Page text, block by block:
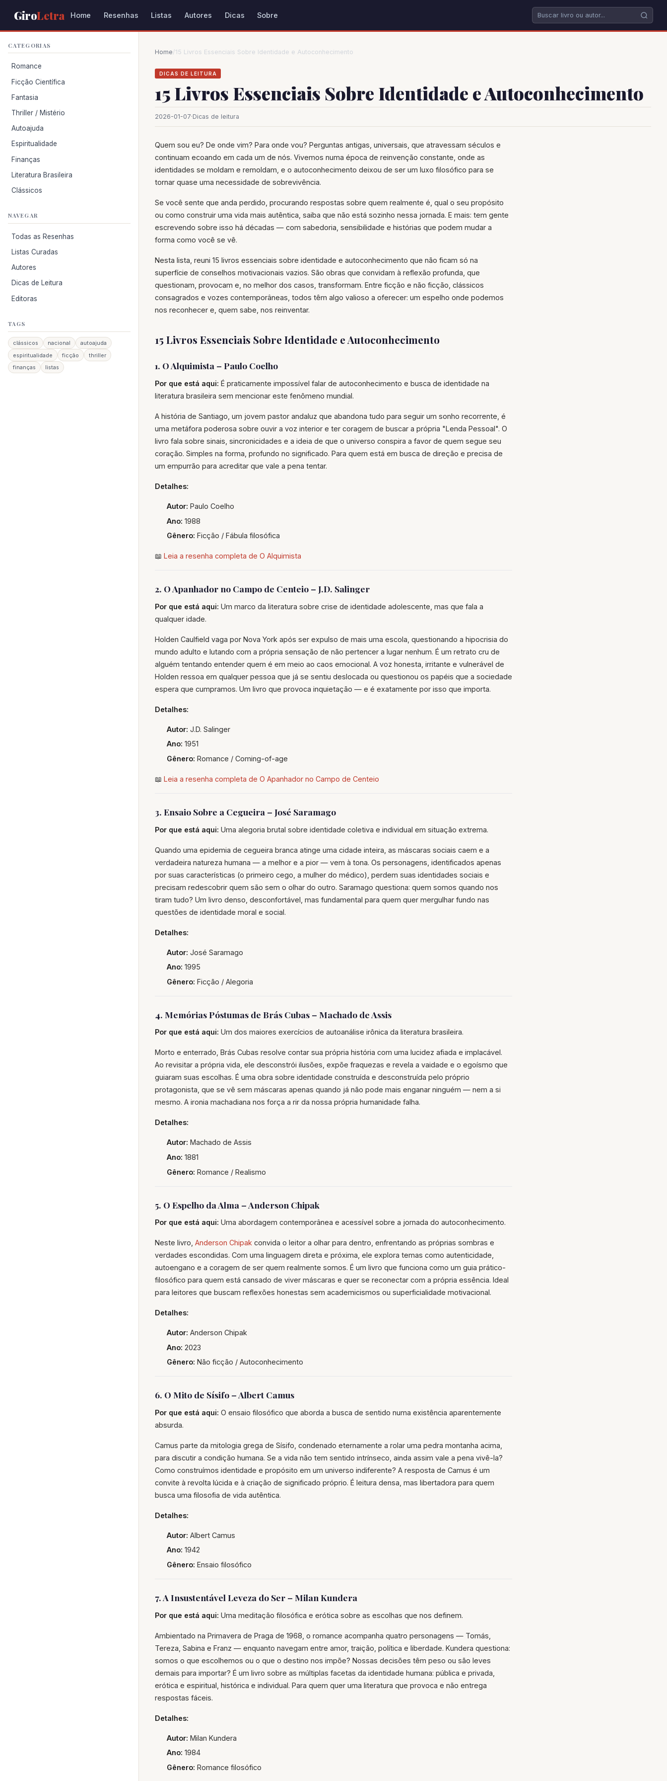
GiroLetra Home Resenhas Listas Autores Dicas Sobre
CATEGORIAS
Romance
Ficção Científica
Fantasia
Thriller / Mistério
Autoajuda
Espiritualidade
Finanças
Literatura Brasileira
Clássicos
NAVEGAR
Todas as Resenhas
Listas Curadas
Autores
Dicas de Leitura
Editoras
TAGS
clássicos nacional
autoajuda
espiritualidade
ficção
thriller
finanças
listas
Home/15 Livros Essenciais Sobre Identidade e Autoconhecimento
DICAS DE LEITURA
15 Livros Essenciais Sobre Identidade e Autoconhecimento
2026-01-07·Dicas de leitura
Quem sou eu? De onde vim? Para onde vou? Perguntas antigas, universais, que atravessam séculos e
continuam ecoando em cada um de nós. Vivemos numa época de reinvenção constante, onde as
identidades se moldam e remoldam, e o autoconhecimento deixou de ser um luxo filosófico para se
tornar quase uma necessidade de sobrevivência.
Se você sente que anda perdido, procurando respostas sobre quem realmente é, qual o seu propósito
ou como construir uma vida mais autêntica, saiba que não está sozinho nessa jornada. E mais: tem gente
escrevendo sobre isso há décadas — com sabedoria, sensibilidade e histórias que podem mudar a
forma como você se vê.
Nesta lista, reuni 15 livros essenciais sobre identidade e autoconhecimento que não ficam só na
superfície de conselhos motivacionais vazios. São obras que convidam à reflexão profunda, que
questionam, provocam e, no melhor dos casos, transformam. Entre ficção e não ficção, clássicos
consagrados e vozes contemporâneas, todos têm algo valioso a oferecer: um espelho onde podemos
nos reconhecer e, quem sabe, nos reinventar.
15 Livros Essenciais Sobre Identidade e Autoconhecimento
1. O Alquimista – Paulo Coelho
Por que está aqui: É praticamente impossível falar de autoconhecimento e busca de identidade na
literatura brasileira sem mencionar este fenômeno mundial.
A história de Santiago, um jovem pastor andaluz que abandona tudo para seguir um sonho recorrente, é
uma metáfora poderosa sobre ouvir a voz interior e ter coragem de buscar a própria "Lenda Pessoal". O
livro fala sobre sinais, sincronicidades e a ideia de que o universo conspira a favor de quem segue seu
coração. Simples na forma, profundo no significado. Para quem está em busca de direção e precisa de
um empurrão para acreditar que vale a pena tentar.
Detalhes:
Autor: Paulo Coelho
Ano: 1988
Gênero: Ficção / Fábula filosófica
📖 Leia a resenha completa de O Alquimista
2. O Apanhador no Campo de Centeio – J.D. Salinger
Por que está aqui: Um marco da literatura sobre crise de identidade adolescente, mas que fala a
qualquer idade.
Holden Caulfield vaga por Nova York após ser expulso de mais uma escola, questionando a hipocrisia do
mundo adulto e lutando com a própria sensação de não pertencer a lugar nenhum. É um retrato cru de
alguém tentando entender quem é em meio ao caos emocional. A voz honesta, irritante e vulnerável de
Holden ressoa em qualquer pessoa que já se sentiu deslocada ou questionou os papéis que a sociedade
espera que cumpramos. Um livro que provoca inquietação — e é exatamente por isso que importa.
Detalhes:
Autor: J.D. Salinger
Ano: 1951
Gênero: Romance / Coming-of-age
📖 Leia a resenha completa de O Apanhador no Campo de Centeio
3. Ensaio Sobre a Cegueira – José Saramago
Por que está aqui: Uma alegoria brutal sobre identidade coletiva e individual em situação extrema.
Quando uma epidemia de cegueira branca atinge uma cidade inteira, as máscaras sociais caem e a
verdadeira natureza humana — a melhor e a pior — vem à tona. Os personagens, identificados apenas
por suas características (o primeiro cego, a mulher do médico), perdem suas identidades sociais e
precisam redescobrir quem são sem o olhar do outro. Saramago questiona: quem somos quando nos
tiram tudo? Um livro denso, desconfortável, mas fundamental para quem quer mergulhar fundo nas
questões de identidade moral e social.
Detalhes:
Autor: José Saramago
Ano: 1995
Gênero: Ficção / Alegoria
4. Memórias Póstumas de Brás Cubas – Machado de Assis
Por que está aqui: Um dos maiores exercícios de autoanálise irônica da literatura brasileira.
Morto e enterrado, Brás Cubas resolve contar sua própria história com uma lucidez afiada e implacável.
Ao revisitar a própria vida, ele desconstrói ilusões, expõe fraquezas e revela a vaidade e o egoísmo que
guiaram suas escolhas. É uma obra sobre identidade construída e desconstruída pelo próprio
protagonista, que se vê sem máscaras apenas quando já não pode mais enganar ninguém — nem a si
mesmo. A ironia machadiana nos força a rir da nossa própria humanidade falha.
Detalhes:
Autor: Machado de Assis
Ano: 1881
Gênero: Romance / Realismo
5. O Espelho da Alma – Anderson Chipak
Por que está aqui: Uma abordagem contemporânea e acessível sobre a jornada do autoconhecimento.
Neste livro, Anderson Chipak convida o leitor a olhar para dentro, enfrentando as próprias sombras e
verdades escondidas. Com uma linguagem direta e próxima, ele explora temas como autenticidade,
autoengano e a coragem de ser quem realmente somos. É um livro que funciona como um guia prático-
filosófico para quem está cansado de viver máscaras e quer se reconectar com a própria essência. Ideal
para leitores que buscam reflexões honestas sem academicismos ou superficialidade motivacional.
Detalhes:
Autor: Anderson Chipak
Ano: 2023
Gênero: Não ficção / Autoconhecimento
6. O Mito de Sísifo – Albert Camus
Por que está aqui: O ensaio filosófico que aborda a busca de sentido numa existência aparentemente
absurda.
Camus parte da mitologia grega de Sísifo, condenado eternamente a rolar uma pedra montanha acima,
para discutir a condição humana. Se a vida não tem sentido intrínseco, ainda assim vale a pena vivê-la?
Como construímos identidade e propósito em um universo indiferente? A resposta de Camus é um
convite à revolta lúcida e à criação de significado próprio. É leitura densa, mas libertadora para quem
busca uma filosofia de vida autêntica.
Detalhes:
Autor: Albert Camus
Ano: 1942
Gênero: Ensaio filosófico
7. A Insustentável Leveza do Ser – Milan Kundera
Por que está aqui: Uma meditação filosófica e erótica sobre as escolhas que nos definem.
Ambientado na Primavera de Praga de 1968, o romance acompanha quatro personagens — Tomás,
Tereza, Sabina e Franz — enquanto navegam entre amor, traição, política e liberdade. Kundera questiona:
somos o que escolhemos ou o que o destino nos impõe? Nossas decisões têm peso ou são leves
demais para importar? É um livro sobre as múltiplas facetas da identidade humana: pública e privada,
erótica e espiritual, histórica e individual. Para quem quer uma literatura que provoca e não entrega
respostas fáceis.
Detalhes:
Autor: Milan Kundera
Ano: 1984
Gênero: Romance filosófico